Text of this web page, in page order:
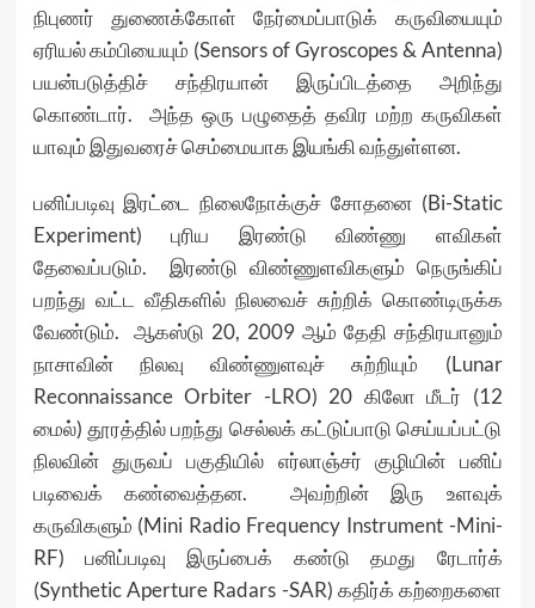
நிபுணர் துணைக்கோள் நேர்மைப்பாடுக் கருவியையும்
ஏரியல் கம்பியையும் (Sensors of Gyroscopes & Antenna)
பயன்படுத்திச் சந்திரயான் இருப்பிடத்தை அறிந்து
கொண்டார். அந்த ஒரு பழுதைத் தவிர மற்ற கருவிகள்
யாவும் இதுவரைச் செம்மையாக இயங்கி வந்துள்ளன.
பனிப்படிவு இரட்டை நிலைநோக்குச் சோதனை (Bi-Static
Experiment) புரிய இரண்டு விண்ணு ளவிகள்
தேவைப்படும். இரண்டு விண்ணுளவிகளும் நெருங்கிப்
பறந்து வட்ட வீதிகளில் நிலவைச் சுற்றிக் கொண்டிருக்க
வேண்டும். ஆகஸ்டு 20, 2009 ஆம் தேதி சந்திரயானும்
நாசாவின் நிலவு விண்ணுளவுச் சுற்றியும் (Lunar
Reconnaissance Orbiter -LRO) 20 கிலோ மீடர் (12
மைல்) தூரத்தில் பறந்து செல்லக் கட்டுப்பாடு செய்யப்பட்டு
நிலவின் துருவப் பகுதியில் எர்லாஞ்சர் குழியின் பனிப்
படிவைக் கண்வைத்தன. அவற்றின் இரு உளவுக்
கருவிகளும் (Mini Radio Frequency Instrument -Mini-
RF) பனிப்படிவு இருப்பைக் கண்டு தமது ரேடார்க்
(Synthetic Aperture Radars -SAR) கதிர்க் கற்றைகளை